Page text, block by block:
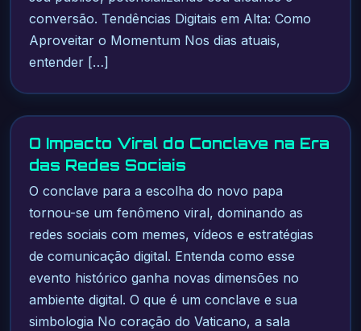
conversão. Tendências Digitais em Alta: Como
Aproveitar o Momentum Nos dias atuais,
entender […]
O Impacto Viral do Conclave na Era
das Redes Sociais
O conclave para a escolha do novo papa
tornou-se um fenômeno viral, dominando as
redes sociais com memes, vídeos e estratégias
de comunicação digital. Entenda como esse
evento histórico ganha novas dimensões no
ambiente digital. O que é um conclave e sua
simbologia No coração do Vaticano, a sala